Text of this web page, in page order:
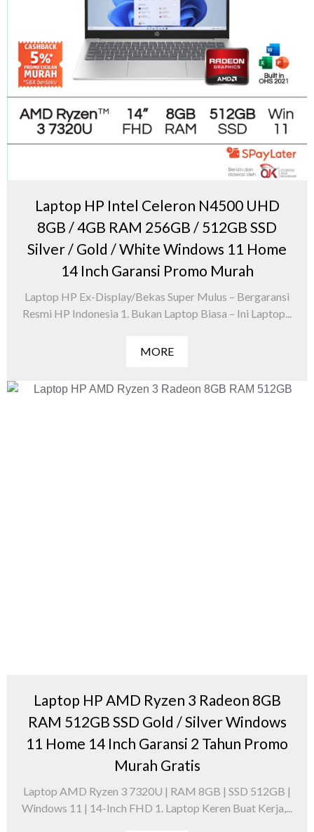
Laptop HP Intel Celeron N4500 UHD
8GB / 4GB RAM 256GB / 512GB SSD
Silver / Gold / White Windows 11 Home
14 Inch Garansi Promo Murah
Laptop HP Ex-Display/Bekas Super Mulus – Bergaransi
Resmi HP Indonesia 1. Bukan Laptop Biasa – Ini Laptop...
MORE
Laptop HP AMD Ryzen 3 Radeon 8GB
RAM 512GB SSD Gold / Silver Windows
11 Home 14 Inch Garansi 2 Tahun Promo
Murah Gratis
Laptop AMD Ryzen 3 7320U | RAM 8GB | SSD 512GB |
Windows 11 | 14-Inch FHD 1. Laptop Keren Buat Kerja,...